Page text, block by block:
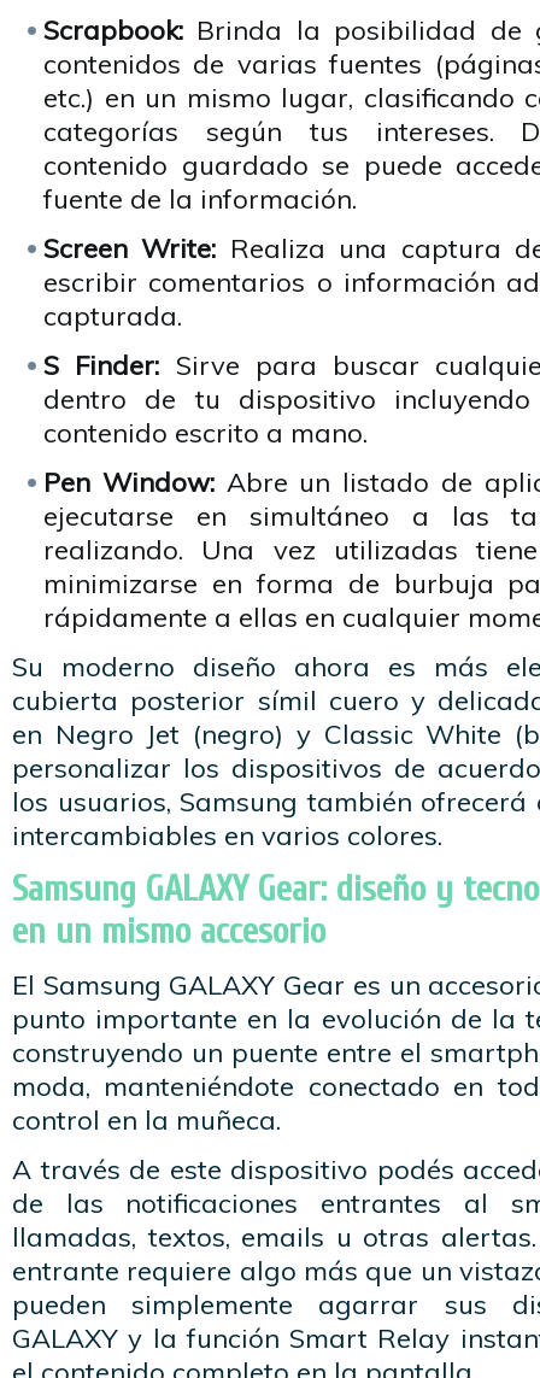
Scrapbook: Brinda la posibilidad de
contenidos de varias fuentes
etc.) en un mismo lugar, clasificando
categorías según tus intereses.
contenido guardado se puede
fuente de la información.
Screen Write: Realiza una captura
escribir comentarios o información
capturada.
S Finder: Sirve para buscar
dentro de tu dispositivo
contenido escrito a mano.
Pen Window:Abre un listado de
ejecutarse en simultáneo a las
realizando. Una vez utilizadas
minimizarse en forma de burbuja
rápidamente a ellas en cualquier
Su moderno diseño ahora es más
cubierta posterior símil cuero y
en Negro Jet (negro) y Classic White
personalizar los dispositivos de
los usuarios, Samsung también
intercambiables en varios colores.
Samsung GALAXY Gear: diseño y
en un mismo accesorio
El Samsung GALAXY Gear es un
punto importante en la evolución de la
construyendo un puente entre el
moda, manteniéndote conectado en
control en la muñeca.
A través de este dispositivo podés
de las notificaciones entrantes al
llamadas, textos, emails u otras
entrante requiere algo más que un
pueden simplemente agarrar sus
GALAXY y la función Smart Relay